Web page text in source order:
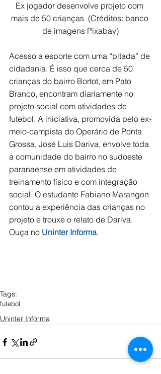
Ex jogador desenvolve projeto com
mais de 50 crianças  (Créditos: banco
de imagens Pixabay)
Acesso a esporte com uma “pitada” de
cidadania. É isso que cerca de 50
crianças do bairro Bortot, em Pato
Branco, encontram diariamente no
projeto social com atividades de
futebol. A iniciativa, promovida pelo ex-
meio-campista do Operário de Ponta
Grossa, José Luis Dariva, envolve toda
a comunidade do bairro no sudoeste
paranaense em atividades de
treinamento físico e com integração
social. O estudante Fabiano Marangon
contou a experiência das crianças no
projeto e trouxe o relato de Dariva.
Ouça no Uninter Informa.
Tags:
futebol
Uninter Informa